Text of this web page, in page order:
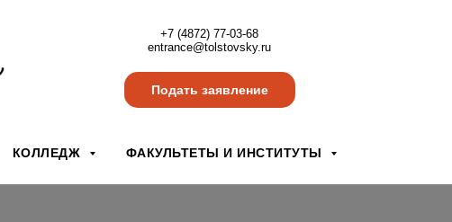
+7 (4872) 77-03-68
entrance@tolstovsky.ru
Подать заявление
КОЛЛЕДЖ ФАКУЛЬТЕТЫ И ИНСТИТУТЫ